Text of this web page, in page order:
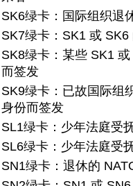
SK6绿卡： 国际组织
SK7绿卡： SK1 或
SK8绿卡： 某些 SK1
而签发
SK9绿卡： 已故国际组
身份而签发
SL1绿卡： 少年法庭受
SL6绿卡： 少年法庭受
SN1绿卡： 退休的